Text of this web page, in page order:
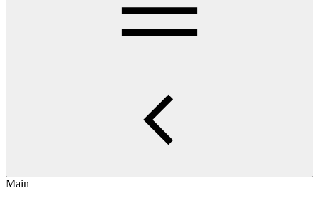
Main